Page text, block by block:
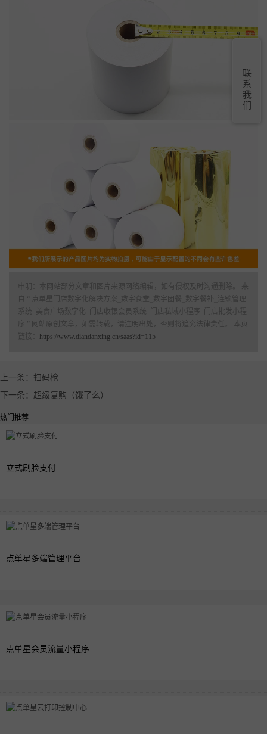
申明：本网站部分文章和图片来源网络编辑，如有侵权及时沟通删除。 来
自 “ 点单星门店数字化解决方案_数字食堂_数字团餐_数字餐补_连锁管理
系统_美食广场数字化_门店收银会员系统_门店私域小程序_门店批发小程
序 ” 网站原创文章，如需转载，请注明出处，否则将追究法律责任。 本页
链接：
https://www.diandanxing.cn/saas?id=115
上一条：扫码枪
下一条：超级复购（饿了么）
热门推荐
立式刷脸支付
点单星多端管理平台
点单星会员流量小程序
联
系
我
们